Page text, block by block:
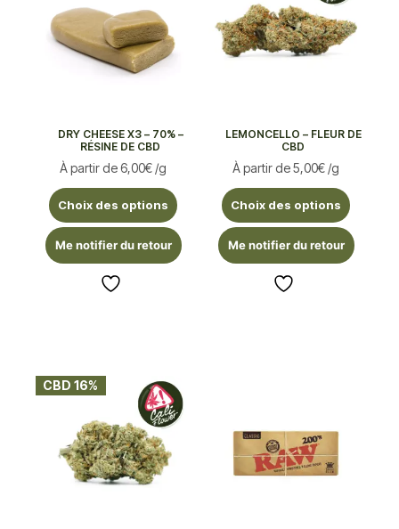
DRY CHEESE X3 – 70% –
RÉSINE DE CBD
À partir de6,00€ /g
Choix des options
Me notifier du retour
LEMONCELLO – FLEUR DE
CBD
À partir de5,00€ /g
Choix des options
Me notifier du retour
CBD 16%